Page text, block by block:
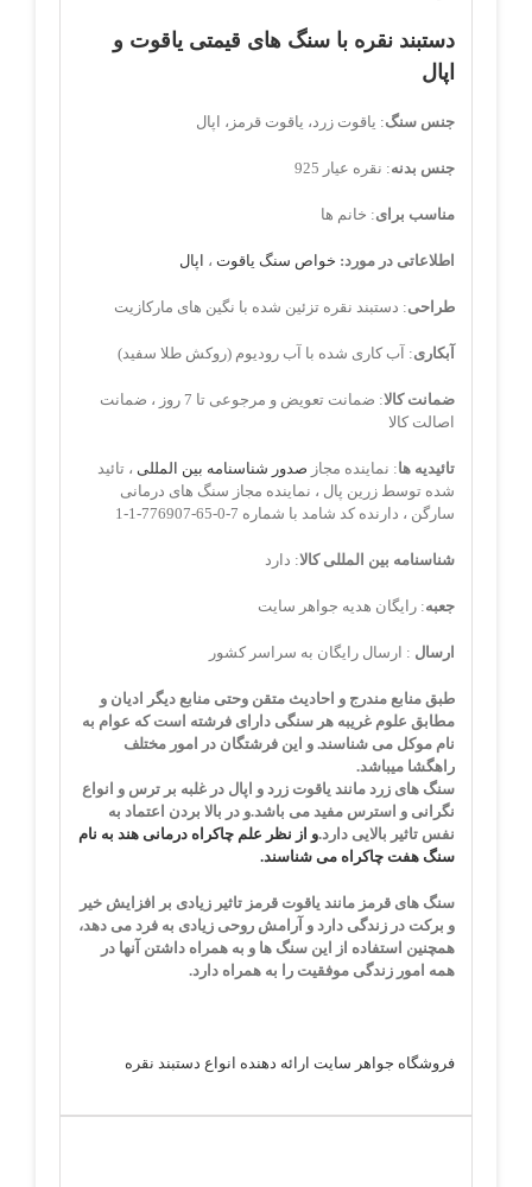
دستبند نقره با سنگ های قیمتی یاقوت و
اپال
جنس سنگ: یاقوت زرد، یاقوت قرمز، اپال
جنس بدنه: نقره عیار 925
مناسب برای: خانم ها
اطلاعاتی در مورد: خواص سنگ یاقوت، اپال
طراحی: دستبند نقره تزئین شده با نگین های مارکازیت
آبکاری: آب کاری شده با آب رودیوم (روکش طلا سفید)
ضمانت کالا
: ضمانت تعویض و مرجوعی تا 7 روز ، ضمانت
اصالت کالا
تائیدیه ها: نماینده مجاز صدور شناسنامه بین المللی ، تائید
شده توسط زرین پال ، نماینده مجاز سنگ های درمانی
سارگن ، دارنده کد شامد با شماره 7-0-65-776907-1-1
شناسنامه بین المللی کالا: دارد
جعبه: رایگان هدیه جواهر سایت
ارسال : ارسال رایگان به سراسر کشور
طبق منابع مندرج و احادیث متقن وحتی منابع دیگر ادیان و
مطابق علوم غریبه هر سنگی دارای فرشته است که عوام به
نام موکل می شناسند. و این فرشتگان در امور مختلف
راهگشا میباشد.
سنگ های زرد مانند یاقوت زرد و اپال در غلبه بر ترس و انواع
نگرانی و استرس مفید می باشد.و در بالا بردن اعتماد به
نفس تاثیر بالایی دارد.و از نظر علم چاکراه درمانی هند به نام
سنگ هفت چاکراه می شناسند.
سنگ های قرمز مانند یاقوت قرمز تاثیر زیادی بر افزایش خیر
و برکت در زندگی دارد و آرامش روحی زیادی به فرد می دهد،
همچنین استفاده از این سنگ ها و به همراه داشتن آنها در
همه امور زندگی موفقیت را به همراه دارد.
فروشگاه جواهر سایت ارائه دهنده انواع دستبند نقره